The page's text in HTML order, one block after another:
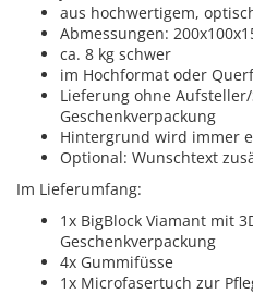
aus hochwertigem,
Abmessungen:
ca. 8 kg schwer
im Hochformat oder
Lieferung ohne
Geschenkverpackung
Hintergrund wird immer
Optional: Wunschtext
Im Lieferumfang:
1x BigBlock Viamant mit
Geschenkverpackung
4x Gummifüsse
1x Microfasertuch zur